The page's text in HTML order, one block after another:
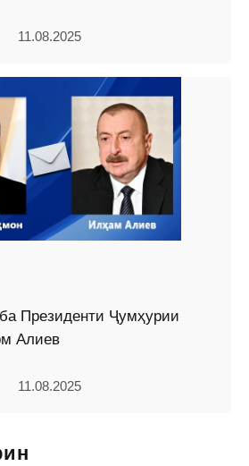
11.08.2025
Президенти Ҷумҳурии
Алиев
11.08.2025